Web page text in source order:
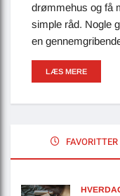
drømmehus og få
simple råd. Nogle
en
LÆS MERE
FAVORITTER